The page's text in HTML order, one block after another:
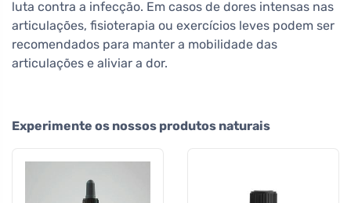
luta contra a infecção. Em casos de dores intensas nas
articulações, fisioterapia ou exercícios leves podem ser
recomendados para manter a mobilidade das
articulações e aliviar a dor.
Experimente os nossos produtos naturais